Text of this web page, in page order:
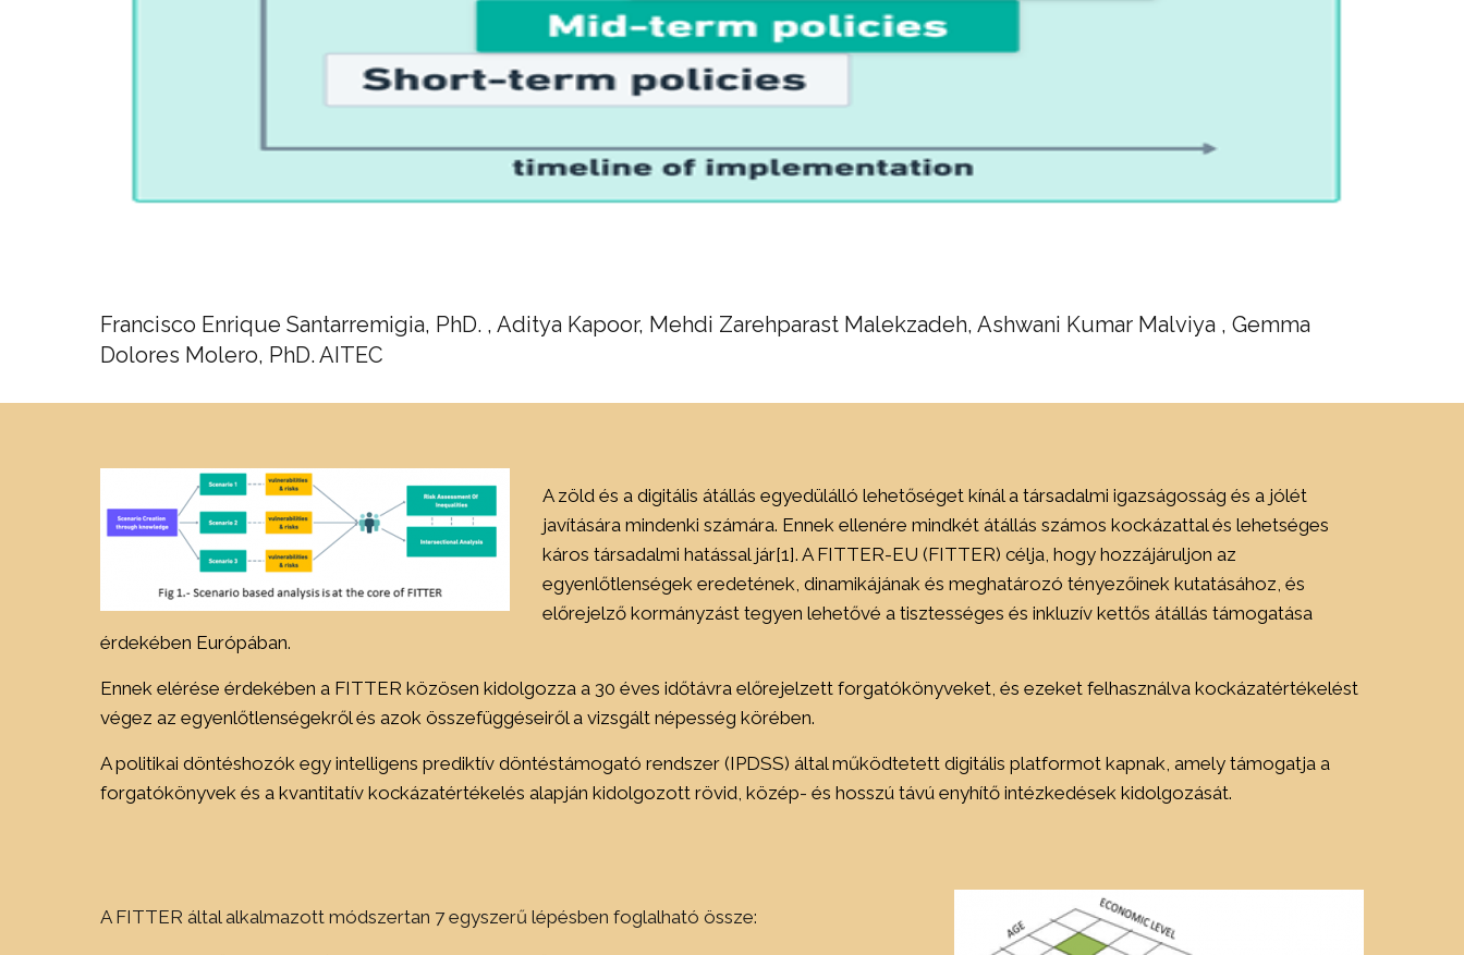
Francisco Enrique Santarremigia, PhD. , Aditya Kapoor, Mehdi Zarehparast Malekzadeh, Ashwani Kumar Malviya , Gemma
Dolores Molero, PhD. AITEC
A zöld és a digitális átállás egyedülálló lehetőséget kínál a társadalmi igazságosság és a jólét
javítására mindenki számára. Ennek ellenére mindkét átállás számos kockázattal és lehetséges
káros társadalmi hatással jár[1]. A FITTER-EU (FITTER) célja, hogy hozzájáruljon az
egyenlőtlenségek eredetének, dinamikájának és meghatározó tényezőinek kutatásához, és
előrejelző kormányzást tegyen lehetővé a tisztességes és inkluzív kettős átállás támogatása
érdekében Európában.
Ennek elérése érdekében a FITTER közösen kidolgozza a 30 éves időtávra előrejelzett forgatókönyveket, és ezeket felhasználva kockázatértékelést
végez az egyenlőtlenségekről és azok összefüggéseiről a vizsgált népesség körében.
A politikai döntéshozók egy intelligens prediktív döntéstámogató rendszer (IPDSS) által működtetett digitális platformot kapnak, amely támogatja a
forgatókönyvek és a kvantitatív kockázatértékelés alapján kidolgozott rövid, közép- és hosszú távú enyhítő intézkedések kidolgozását.
A FITTER által alkalmazott módszertan 7 egyszerű lépésben foglalható össze: